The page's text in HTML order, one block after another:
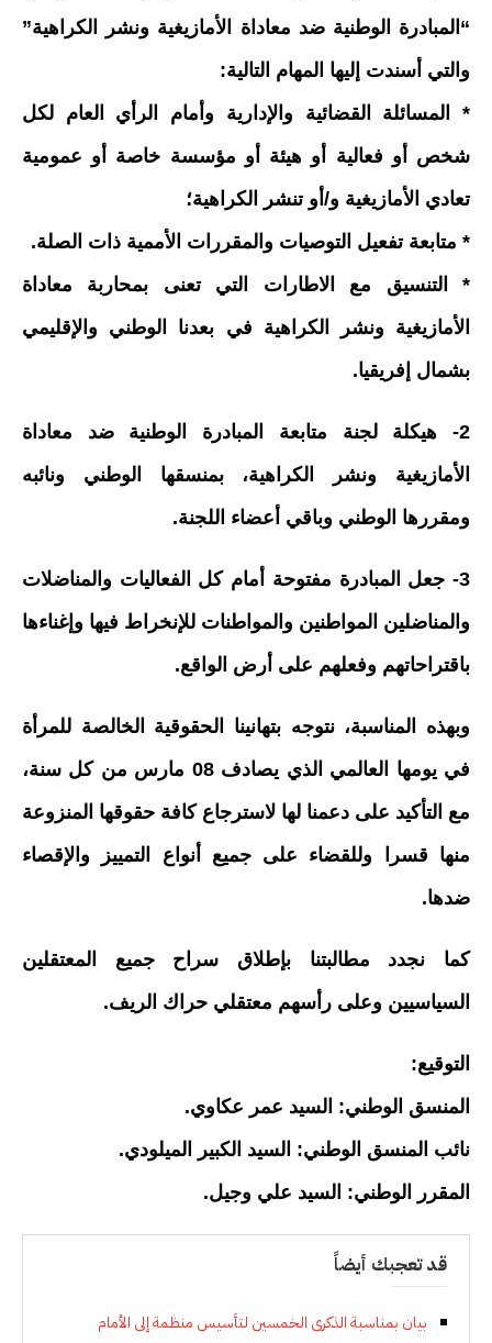
“المبادرة الوطنية ضد معاداة الأمازيغية ونشر الكراهية”
والتي أسندت إليها المهام التالية:
* المسائلة القضائية والإدارية وأمام الرأي العام لكل
شخص أو فعالية أو هيئة أو مؤسسة خاصة أو عمومية
تعادي الأمازيغية و/أو تنشر الكراهية؛
* متابعة تفعيل التوصيات والمقررات الأممية ذات الصلة.
* التنسيق مع الاطارات التي تعنى بمحاربة معاداة
الأمازيغية ونشر الكراهية في بعدنا الوطني والإقليمي
بشمال إفريقيا.
2- هيكلة لجنة متابعة المبادرة الوطنية ضد معاداة
الأمازيغية ونشر الكراهية، بمنسقها الوطني ونائبه
ومقررها الوطني وباقي أعضاء اللجنة.
3- جعل المبادرة مفتوحة أمام كل الفعاليات والمناضلات
والمناضلين المواطنين والمواطنات للإنخراط فيها وإغناءها
باقتراحاتهم وفعلهم على أرض الواقع.
وبهذه المناسبة، نتوجه بتهانينا الحقوقية الخالصة للمرأة
في يومها العالمي الذي يصادف 08 مارس من كل سنة،
مع التأكيد على دعمنا لها لاسترجاع كافة حقوقها المنزوعة
منها قسرا وللقضاء على جميع أنواع التمييز والإقصاء
ضدها.
كما نجدد مطالبتنا بإطلاق سراح جميع المعتقلين
السياسيين وعلى رأسهم معتقلي حراك الريف.
التوقيع:
المنسق الوطني: السيد عمر عكاوي.
نائب المنسق الوطني: السيد الكبير الميلودي.
المقرر الوطني: السيد علي وجيل.
قد تعجبك أيضاً
بيان بمناسبة الذكرى الخمسين لتأسيس منظمة إلى الأمام